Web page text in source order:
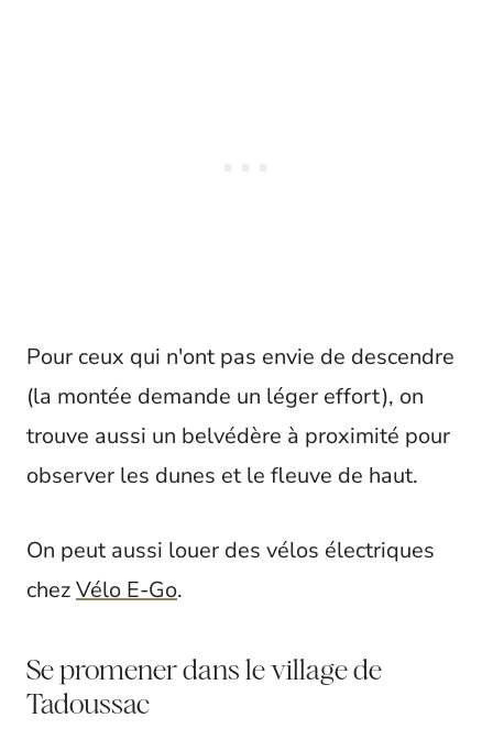
Pour ceux qui n'ont pas envie de descendre
(la montée demande un léger effort), on
trouve aussi un belvédère à proximité pour
observer les dunes et le fleuve de haut.
On peut aussi louer des vélos électriques
chezVélo E-Go.
Se promener dans le village de
Tadoussac